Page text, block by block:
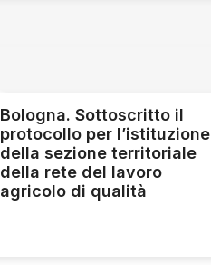
Bologna. Sottoscritto il
protocollo per l’istituzione
della sezione territoriale
della rete del lavoro
agricolo di qualità